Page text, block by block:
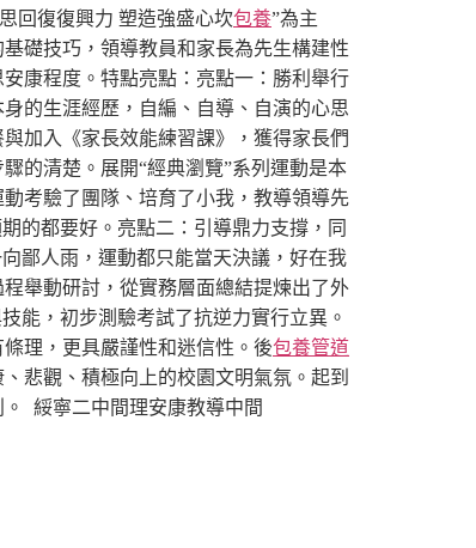
回復復興力 塑造強盛心坎包養”為主
礎技巧，領導教員和家長為先生構建性
康程度。 特點亮點： 亮點一：勝利舉行
的生涯經歷，自編、自導、自演的心思
加入《家長效能練習課》，獲得家長們
的清楚。展開“經典瀏覽”系列運動是本
考驗了團隊、培育了小我，教導領導先
的都要好。 亮點二：引導鼎力支撐，同
鄙人雨，運動都只能當天決議，好在我
舉動研討，從實務層面總結提煉出了外
能，初步測驗考試了抗逆力實行立異。
理，更具嚴謹性和迷信性。 後包養管道
悲觀、積極向上的校園文明氣氛。起到
綏寧二中間理安康教導中間